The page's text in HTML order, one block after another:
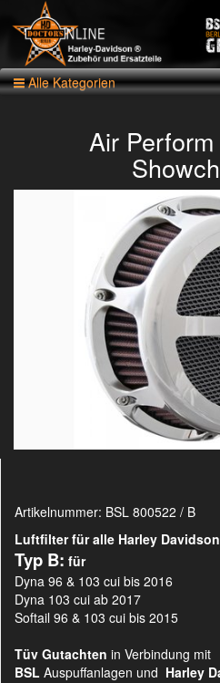
Alle Kategorien
Air
Artikelnummer: BSL 800522 / B
Luftfilter für alle Harley
Typ B: für
Dyna 96 & 103 cui bis 2016
Dyna 103 cui ab 2017
Softail 96 & 103 cui bis 2015
Tüv Gutachten in Verbindung mit
BSL Auspuffanlagen und Harley